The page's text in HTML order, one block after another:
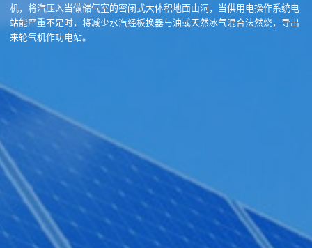
机，将汽压入当做储气室的密闭式大体积地面山洞，当供用电操作系统电
站能严重不足时，将减少水汽经板换器与油或天然冰气混合法然烧，导出
来轮气机作功电站。